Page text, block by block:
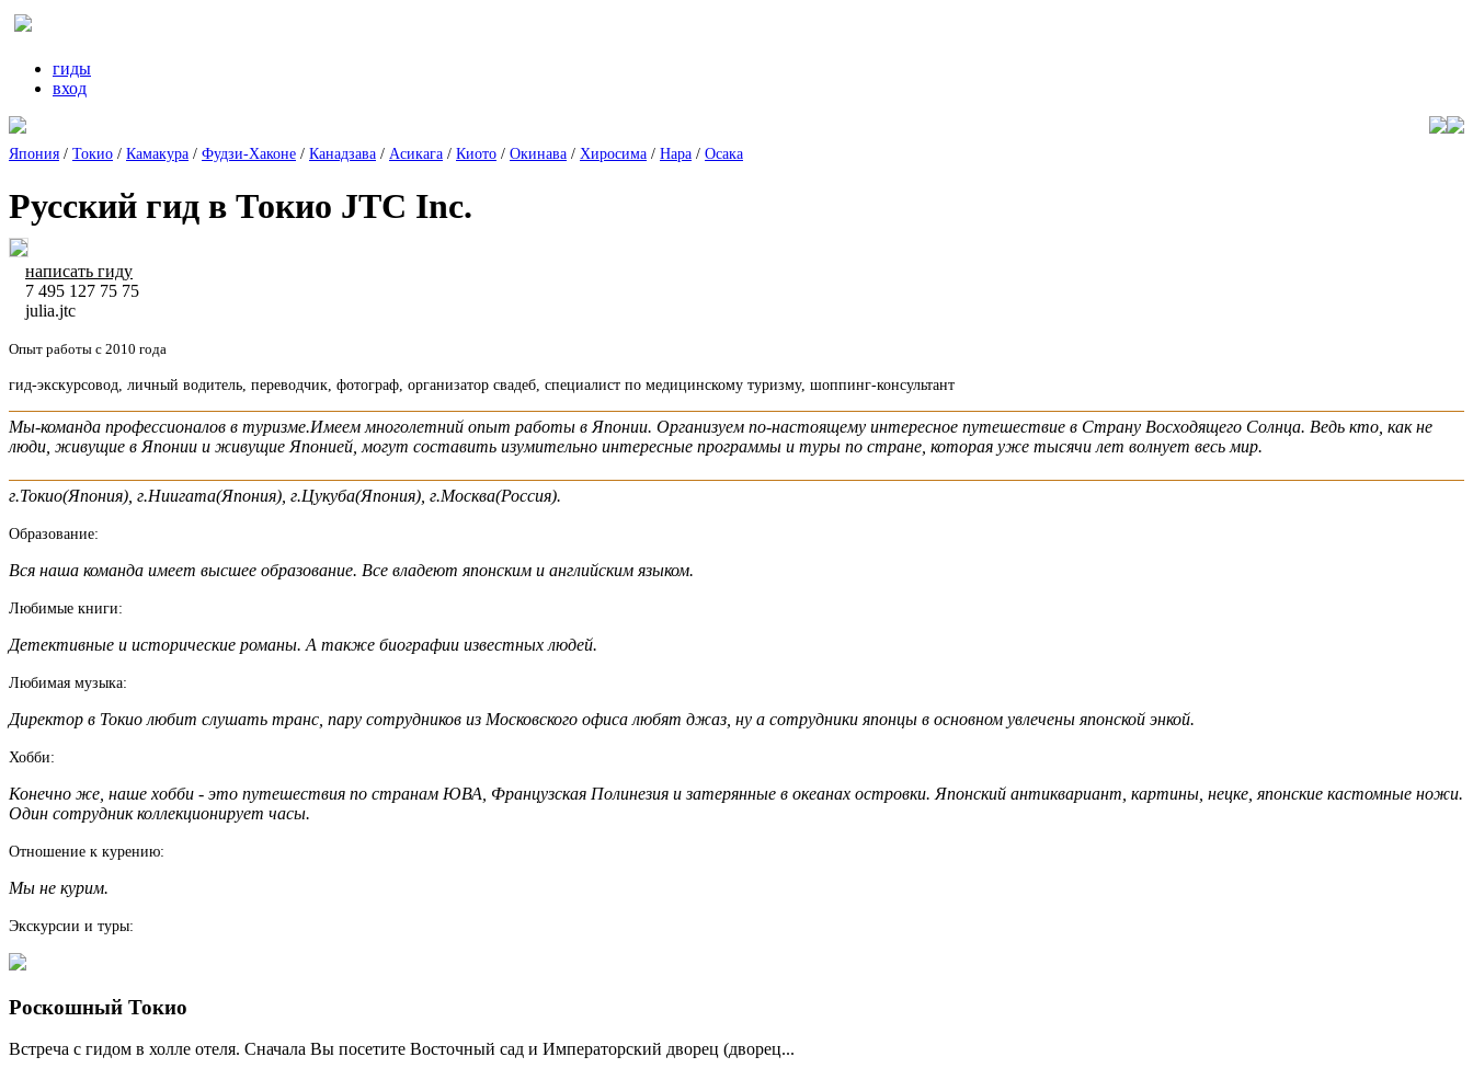
гиды
вход
Япония / Токио / Камакура / Фудзи-Хаконе / Канадзава / Асикага / Киото / Окинава / Хиросима / Нара / Осака
Русский гид в Токио JTC Inc.
написать гиду
7 495 127 75 75
julia.jtc
Опыт работы с 2010 года
гид-экскурсовод, личный водитель, переводчик, фотограф, организатор свадеб, специалист по медицинскому туризму, шоппинг-консультант
Мы-команда профессионалов в туризме.Имеем многолетний опыт работы в Японии. Организуем по-настоящему интересное путешествие в Страну Восходящего Солнца. Ведь кто, как не
люди, живущие в Японии и живущие Японией, могут составить изумительно интересные программы и туры по стране, которая уже тысячи лет волнует весь мир.
г.Токио(Япония), г.Ниигата(Япония), г.Цукуба(Япония), г.Москва(Россия).
Образование:
Вся наша команда имеет высшее образование. Все владеют японским и английским языком.
Любимые книги:
Детективные и исторические романы. А также биографии известных людей.
Любимая музыка:
Директор в Токио любит слушать транс, пару сотрудников из Московского офиса любят джаз, ну а сотрудники японцы в основном увлечены японской энкой.
Хобби:
Конечно же, наше хобби - это путешествия по странам ЮВА, Французская Полинезия и затерянные в океанах островки. Японский антиквариант, картины, нецке, японские кастомные ножи.
Один сотрудник коллекционирует часы.
Отношение к курению:
Мы не курим.
Экскурсии и туры:
Роскошный Токио
Встреча с гидом в холле отеля. Сначала Вы посетите Восточный сад и Императорский дворец (дворец...